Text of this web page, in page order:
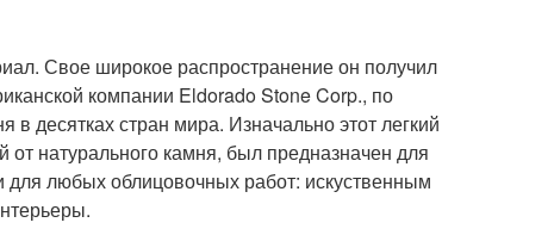
Свое широкое распространение он получил
компании Eldorado Stone Corp., по
в десятках стран мира. Изначально этот легкий
натурального камня, был предназначен для
для любых облицовочных работ: искуственным